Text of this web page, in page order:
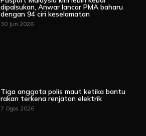
dipalsukan, Anwar lancar PMA baharu
dengan 94 ciri keselamatan
30 Jun 2026
Tiga anggota polis maut ketika bantu
rakan terkena renjatan elektrik
7 Ogos 2026